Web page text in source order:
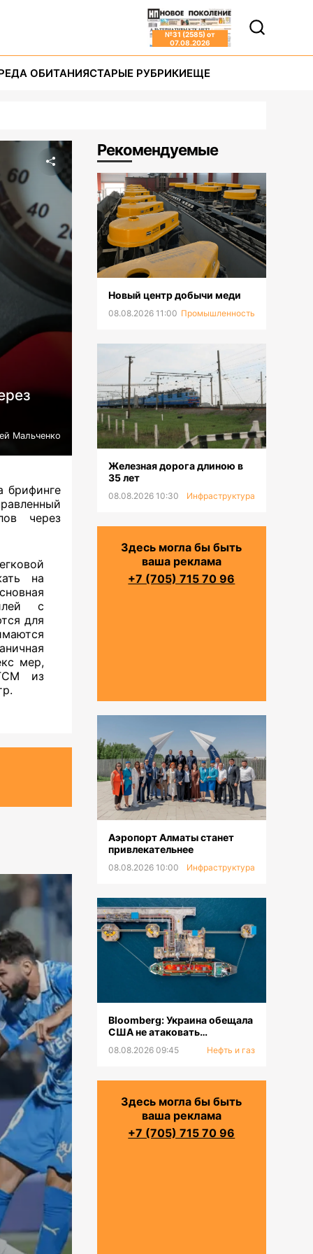
№31 (2585) от
07.08.2026
ОБИТАНИЯСТАРЫЕ РУБРИКИЕЩЕ
Мальченко
через
на
с
для
мер,
из
Рекомендуемые
Новый центр добычи меди
08.08.2026 11:00 Промышленность
Железная дорога длиною в
35 лет
08.08.2026 10:30 Инфраструктура
Здесь могла бы быть
ваша реклама
+7 (705) 715 70 96
Аэропорт Алматы станет
привлекательнее
08.08.2026 10:00 Инфраструктура
Bloomberg: Украина обещала
США не атаковать
Черном море
08.08.2026 09:45 Нефть и газ
Здесь могла бы быть
ваша реклама
+7 (705) 715 70 96